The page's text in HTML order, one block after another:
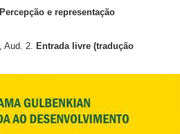
e representação
Aud. 2. Entrada livre (tradução